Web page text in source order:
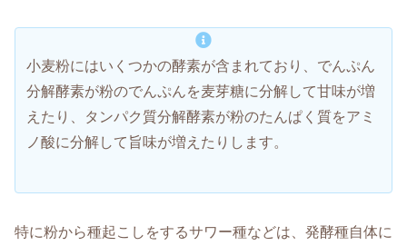
小麦粉にはいくつかの酵素が含まれており、でんぷん
分解酵素が粉のでんぷんを麦芽糖に分解して甘味が増
えたり、タンパク質分解酵素が粉のたんぱく質をアミ
ノ酸に分解して旨味が増えたりします。
特に粉から種起こしをするサワー種などは、発酵種自体に